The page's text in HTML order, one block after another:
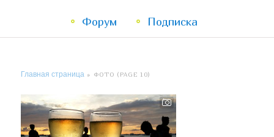
к
к
Форум Подписка
Главная страница » ФОТО (PAGE 10)